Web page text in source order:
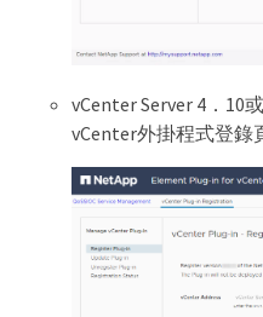
vCenter Server 4．10
vCenter外掛程式登錄